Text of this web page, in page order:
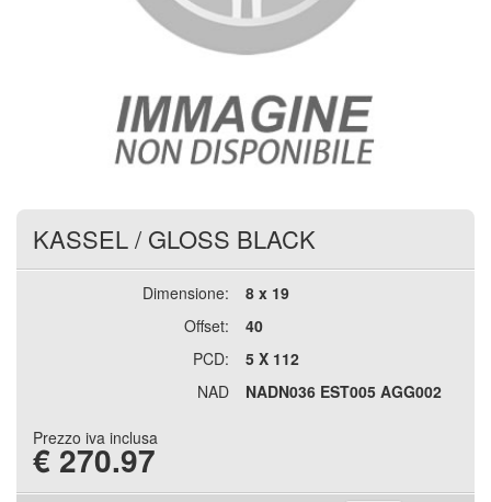
KASSEL/ GLOSS BLACK
Dimensione:
8 x 19
Offset:
40
PCD:
5 X 112
NAD
NADN036 EST005 AGG002
Prezzo iva inclusa
€ 270.97